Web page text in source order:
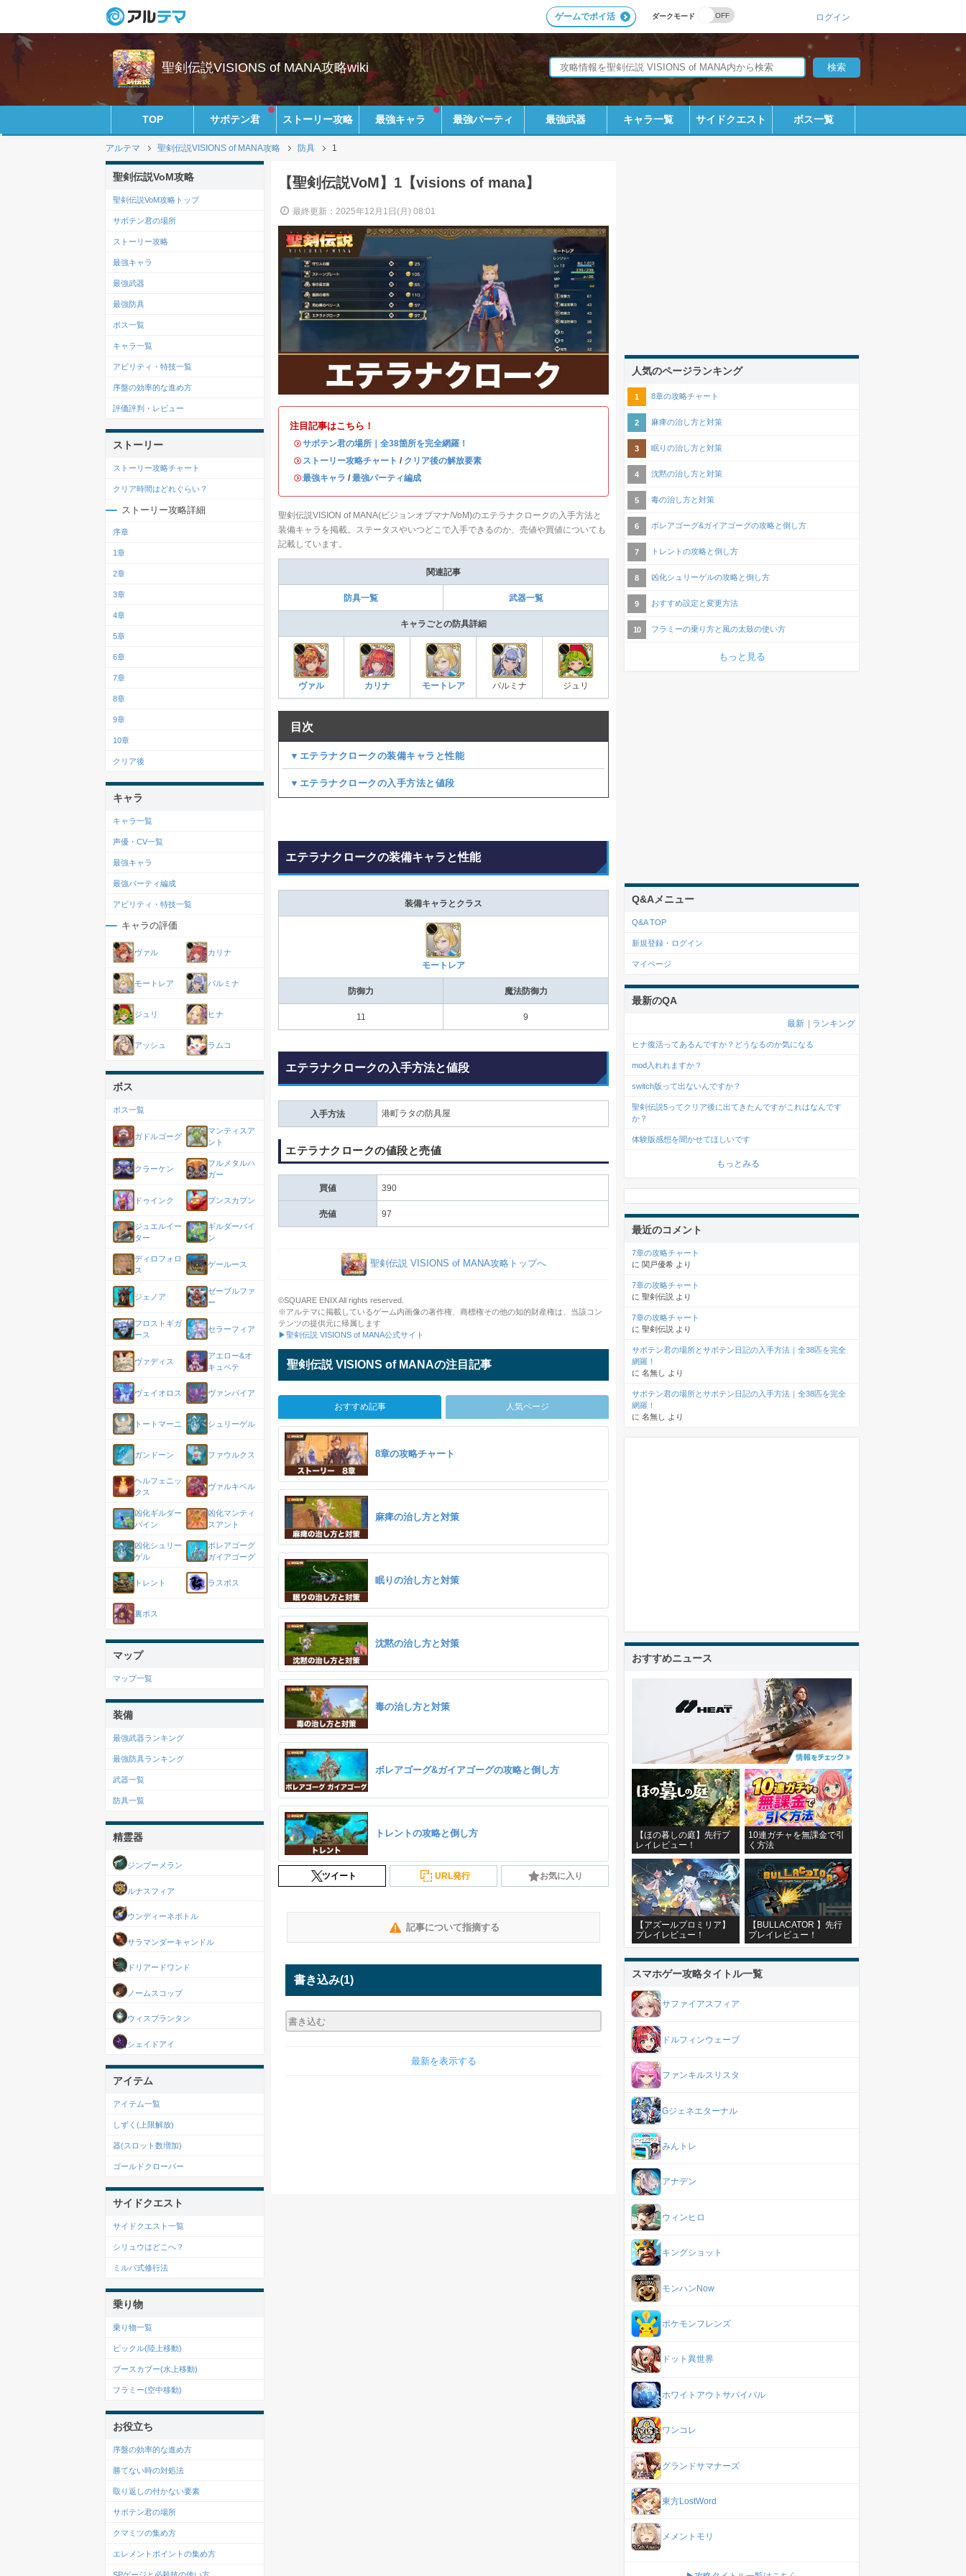
ダークモード
ゲームでポイ活 ログイン
聖剣伝説VISIONS of MANA攻略wiki
TOP サボテン君 ストーリー攻略 最強キャラ 最強パーティ 最強武器 キャラ一覧 サイドクエスト ボス一覧
アルテマ 聖剣伝説VISIONS of MANA攻略 防具 1
【聖剣伝説VoM】1【visions of mana】
最終更新：2025年12月1日(月) 08:01
注目記事はこちら！
・サボテン君の場所｜全38箇所を完全網羅！
・ ストーリー攻略チャート / クリア後の解放要素
・最強キャラ / 最強パーティ編成
聖剣伝説VISION of MANA(ビジョンオブマナ/VoM)のエテラナクロークの入手方法と
装備キャラを掲載。ステータスやいつどこで入手できるのか、売値や買値についても
記載しています。
関連記事
防具一覧 武器一覧
キャラごとの防具詳細
ヴァル カリナ モートレア パルミナ ジュリ
目次
▼エテラナクロークの装備キャラと性能
▼エテラナクロークの入手方法と値段
エテラナクロークの装備キャラと性能
装備キャラとクラス
モートレア
防御力 魔法防御力
11 9
エテラナクロークの入手方法と値段
入手方法 港町ラタの防具屋
エテラナクロークの値段と売値
買値 390
売値 97
聖剣伝説 VISIONS of MANA攻略トップへ
©SQUARE ENIX All rights reserved.
※アルテマに掲載しているゲーム内画像の著作権、商標権その他の知的財産権は、当該コン
テンツの提供元に帰属します
▶聖剣伝説 VISIONS of MANA公式サイト
聖剣伝説 VISIONS of MANAの注目記事
おすすめ記事 人気ページ
8章の攻略チャート
麻痺の治し方と対策
眠りの治し方と対策
沈黙の治し方と対策
毒の治し方と対策
ボレアゴーグ&ガイアゴーグの攻略と倒し方
トレントの攻略と倒し方
ツイート URL発行 お気に入り
記事について指摘する
書き込み(1)
最新を表示する
聖剣伝説VoM攻略
聖剣伝説VoM攻略トップ
サボテン君の場所
ストーリー攻略
最強キャラ
最強武器
最強防具
ボス一覧
キャラ一覧
アビリティ・特技一覧
序盤の効率的な進め方
評価評判・レビュー
ストーリー
ストーリー攻略チャート
クリア時間はどれぐらい？
ストーリー攻略詳細
序章
1章
2章
3章
4章
5章
6章
7章
8章
9章
10章
クリア後
キャラ
キャラ一覧
声優・CV一覧
最強キャラ
最強パーティ編成
アビリティ・特技一覧
キャラの評価
ヴァル カリナ
モートレア パルミナ
ジュリ ヒナ
アッシュ ラムコ
ボス
ボス一覧
ガドルゴーグ
マンティスア
ント
クラーケン
フルメタルハ
ガー
ドゥインク プンスカプン
ジュエルイー
ター
ギルダーバイ
ン
ディロフォロ
ス
ゲールース
ジェノア
ゼーブルファ
ー
フロストギガ
ース
セラーフィア
ヴァディス
アエロー&オ
キュペテ
ヴェイオロス ヴァンパイア
トートマーニ シュリーゲル
ガンドーン ファウルクス
ヘルフェニッ
クス
ヴァルキベル
凶化ギルダー
バイン
凶化マンティ
スアント
凶化シュリー
ゲル
ボレアゴーグ
ガイアゴーグ
トレント ラスボス
裏ボス
マップ
マップ一覧
装備
最強武器ランキング
最強防具ランキング
武器一覧
防具一覧
精霊器
ジンブーメラン
ルナスフィア
ウンディーネボトル
サラマンダーキャンドル
ドリアードワンド
ノームスコップ
ウィスプランタン
シェイドアイ
アイテム
アイテム一覧
しずく(上限解放)
器(スロット数増加)
ゴールドクローバー
サイドクエスト
サイドクエスト一覧
シリュウはどこへ？
ミルパ式修行法
乗り物
乗り物一覧
ピックル(陸上移動)
ブースカブー(水上移動)
フラミー(空中移動)
お役立ち
序盤の効率的な進め方
勝てない時の対処法
取り返しの付かない要素
サボテン君の場所
クマミツの集め方
エレメントポイントの集め方
SPゲージと必殺技の使い方
人気のページランキング
8章の攻略チャート
麻痺の治し方と対策
眠りの治し方と対策
沈黙の治し方と対策
毒の治し方と対策
ボレアゴーグ&ガイアゴーグの攻略と倒し方
トレントの攻略と倒し方
凶化シュリーゲルの攻略と倒し方
おすすめ設定と変更方法
フラミーの乗り方と風の太鼓の使い方
もっと見る
Q&Aメニュー
Q&A TOP
新規登録・ログイン
マイページ
最新のQA
最新 ランキング
ヒナ復活ってあるんですか？どうなるのか気になる
mod入れれますか？
switch版って出ないんですか？
聖剣伝説5ってクリア後に出てきたんですがこれはなんです
か？
体験版感想を聞かせてほしいです
もっとみる
最近のコメント
7章の攻略チャート
に 関戸優希 より
7章の攻略チャート
に 聖剣伝説 より
7章の攻略チャート
に 聖剣伝説 より
サボテン君の場所とサボテン日記の入手方法｜全38匹を完全
網羅！
に 名無し より
サボテン君の場所とサボテン日記の入手方法｜全38匹を完全
網羅！
に 名無し より
おすすめニュース
【ほの暮しの庭】先行プ
レイレビュー！
10連ガチャを無課金で引
く方法
【アズールプロミリア】
プレイレビュー！
【BULLACATOR 】先行
プレイレビュー！
スマホゲー攻略タイトル一覧
サファイアスフィア
ドルフィンウェーブ
ファンキルスリスタ
Gジェネエターナル
みんトレ
アナデン
ウィンヒロ
キングショット
モンハンNow
ポケモンフレンズ
ドット異世界
ホワイトアウトサバイバル
ワンコレ
グランドサマナーズ
東方LostWord
メメントモリ